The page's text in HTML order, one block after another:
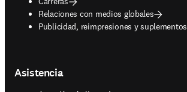
Relaciones con medios globales
Publicidad, reimpresiones y suplementos
opens in new tab/window
Asistencia